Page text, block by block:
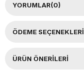
YORUMLAR(0)
ÖDEME SEÇENEKLERI
ÜRÜN ÖNERILERI